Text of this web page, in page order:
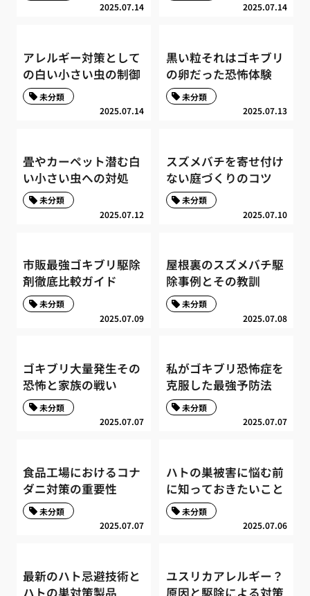
2025.07.14 2025.07.14
アレルギー対策として
の白い小さい虫の制御
2025.07.14
未分類
黒い粒それはゴキブリ
の卵だった恐怖体験
2025.07.13
未分類
畳やカーペット潜む白
い小さい虫への対処
2025.07.12
未分類
スズメバチを寄せ付け
ない庭づくりのコツ
2025.07.10
未分類
市販最強ゴキブリ駆除
剤徹底比較ガイド
2025.07.09
未分類
屋根裏のスズメバチ駆
除事例とその教訓
2025.07.08
未分類
ゴキブリ大量発生その
恐怖と家族の戦い
2025.07.07
未分類
私がゴキブリ恐怖症を
克服した最強予防法
2025.07.07
未分類
食品工場におけるコナ
ダニ対策の重要性
2025.07.07
未分類
ハトの巣被害に悩む前
に知っておきたいこと
2025.07.06
未分類
最新のハト忌避技術と
ハトの巣対策製品
ユスリカアレルギー？
原因と駆除による対策